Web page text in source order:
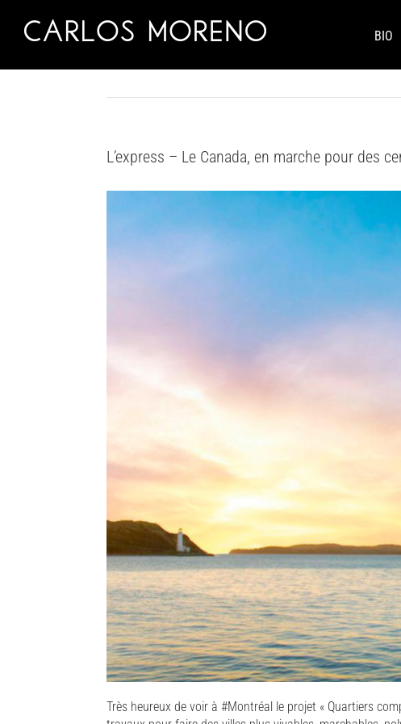
content
BIO
L’express – Le Canada, en marche pour des
Très heureux de voir à #Montréal le projet « Quartiers